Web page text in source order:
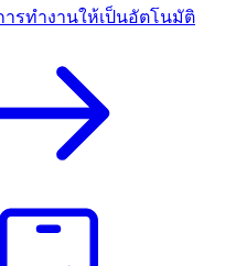
รทำงานให้เป็นอัตโนมัติ